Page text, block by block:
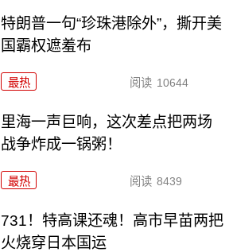
特朗普一句“珍珠港除外”，撕开美
国霸权遮羞布
最热 阅读 10644
里海一声巨响，这次差点把两场
战争炸成一锅粥！
最热 阅读 8439
731！特高课还魂！高市早苗两把
火烧穿日本国运